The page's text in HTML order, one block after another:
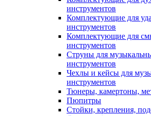
инструментов
Комплектующие для
инструментов
Комплектующие для
инструментов
Струны для
инструментов
Чехлы и кейсы для
инструментов
Тюнеры, камертоны,
Пюпитры
Стойки, крепления,